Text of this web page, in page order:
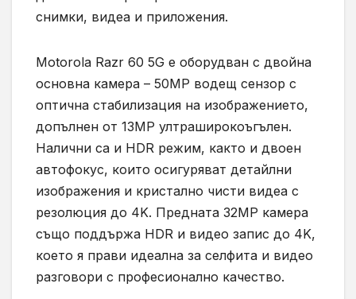
снимки, видеа и приложения.
Motorola Razr 60 5G е оборудван с двойна
основна камера – 50MP водещ сензор с
оптична стабилизация на изображението,
допълнен от 13MP ултраширокоъгълен.
Налични са и HDR режим, както и двоен
автофокус, които осигуряват детайлни
изображения и кристално чисти видеа с
резолюция до 4K. Предната 32MP камера
също поддържа HDR и видео запис до 4K,
което я прави идеална за селфита и видео
разговори с професионално качество.